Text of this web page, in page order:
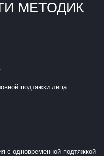
МЕТОДИК
подтяжки лица
с одновременной подтяжкой